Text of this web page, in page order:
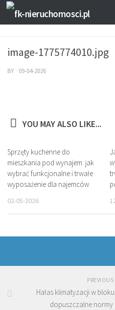
image-1775774010.jpg
BY · 09-04-2026
YOU MAY ALSO LIKE...
Sprzęty kuchenne do
mieszkania pod wynajem: jak
wybrać funkcjonalne i trwałe
wyposażenie dla najemców
02-05-2026
PREVIOUS
Hałas klimatyzacji w
dopuszczalne normy